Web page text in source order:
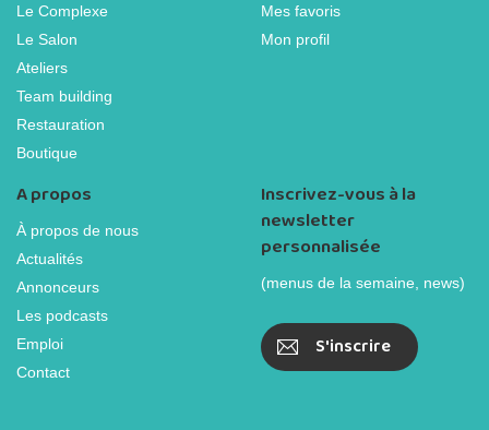
Le Complexe
Le Salon
Ateliers
Team building
Restauration
Boutique
Mes favoris
Mon profil
A propos
À propos de nous
Actualités
Annonceurs
Les podcasts
Emploi
Contact
Inscrivez-vous à la
newsletter
personnalisée
(menus de la semaine, news)
S'inscrire